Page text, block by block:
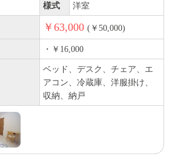
様式 洋室
￥63,000 (￥50,000)
・￥16,000
ベッド、デスク、チェア、エ
アコン、冷蔵庫、洋服掛け、
収納、納戸